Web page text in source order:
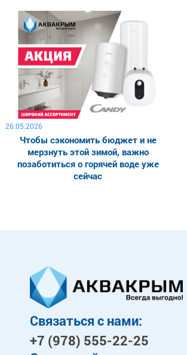
26.05.2026
Чтобы сэкономить бюджет и не
мерзнуть этой зимой, важно
позаботиться о горячей воде уже
сейчас
Связаться с нами:
+7 (978) 555-22-25